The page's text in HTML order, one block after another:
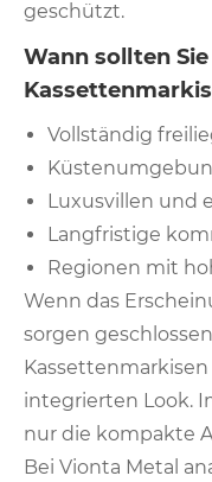
geschützt.
Wann sollten
Vollständig
Luxusvillen und
Langfristige
Regionen mit
Wenn das
sorgen
integrierten Look.
nur die kompakte
Bei Vionta Metal